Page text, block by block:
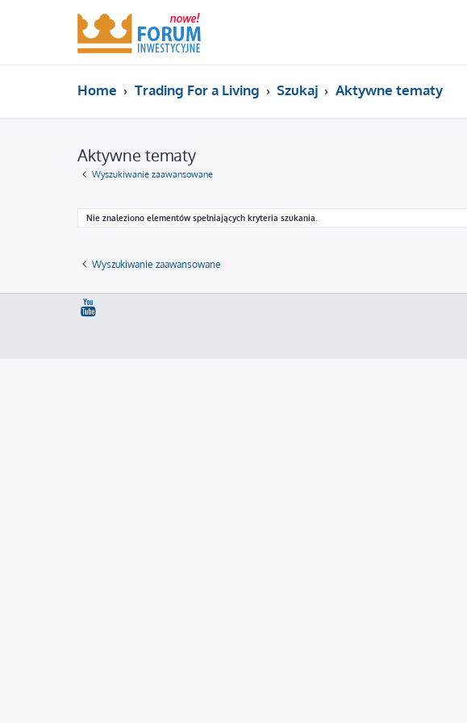
Home Trading For a Living Szukaj Aktywne tematy
Aktywne tematy
Wyszukiwanie zaawansowane
Nie znaleziono elementów spełniających kryteria szukania.
Wyszukiwanie zaawansowane